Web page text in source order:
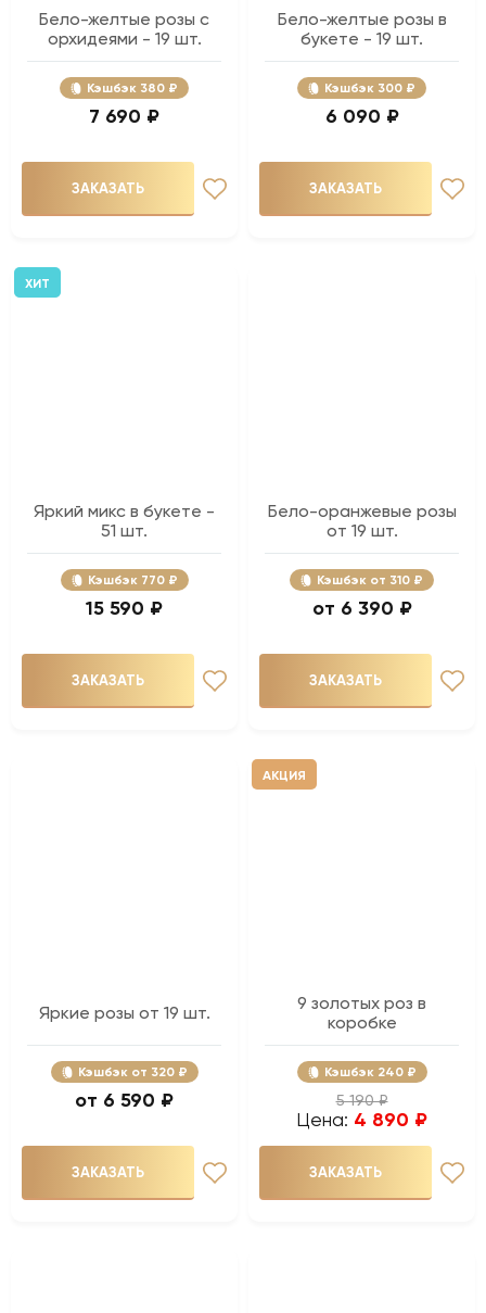
Бело-желтые розы с
орхидеями - 19 шт.
Кэшбэк 380 ₽
7 690 ₽
ЗАКАЗАТЬ
Бело-желтые розы в
букете - 19 шт.
Кэшбэк 300 ₽
6 090 ₽
ЗАКАЗАТЬ
ХИТ
Яркий микс в букете -
51 шт.
Кэшбэк 770 ₽
15 590 ₽
ЗАКАЗАТЬ
Бело-оранжевые розы
от 19 шт.
Кэшбэк 310 ₽
6 390 ₽
ЗАКАЗАТЬ
Яркие розы от 19 шт.
Кэшбэк 320 ₽
6 590 ₽
ЗАКАЗАТЬ
АКЦИЯ
9 золотых роз в
коробке
Кэшбэк 240 ₽
5 190 ₽
Цена: 4 890 ₽
ЗАКАЗАТЬ